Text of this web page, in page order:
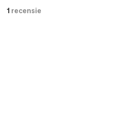
1 recensie